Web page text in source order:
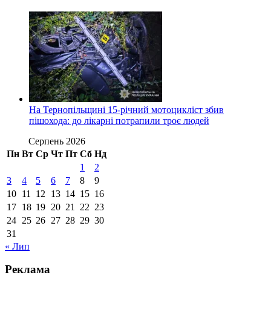
На Тернопільщині 15-річний мотоцикліст збив
пішохода: до лікарні потрапили троє людей
Серпень 2026
Пн Вт Ср Чт Пт Сб Нд
1
2
3
4 5 6 7 8
9
10 11 12 13 14 15 16
17 18 19 20 21 22 23
24 25 26 27 28 29 30
31
« Лип
Реклама